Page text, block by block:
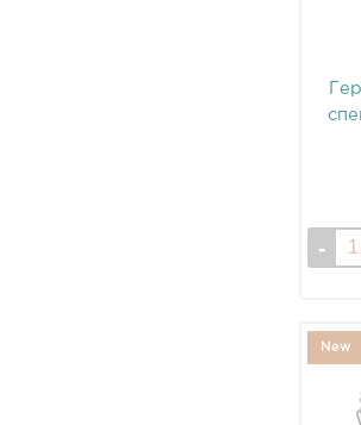
New